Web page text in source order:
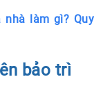
nhà làm gì? Quy
bảo trì